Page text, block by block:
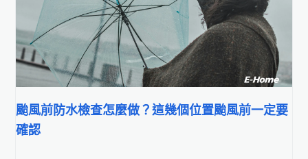
颱風前防水檢查怎麼做？這幾個位置颱風前一定要
確認